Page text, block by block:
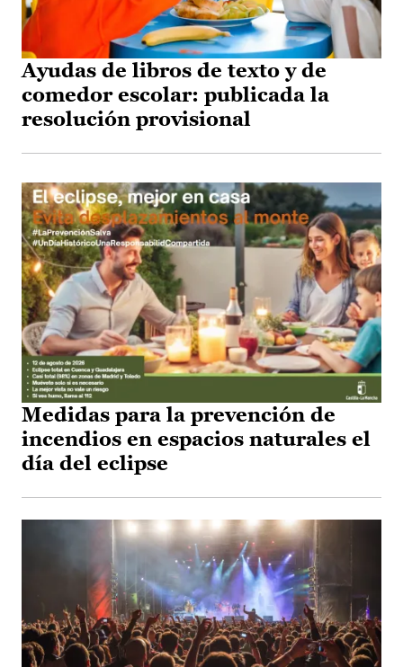
Ayudas de libros de texto y de
comedor escolar: publicada la
resolución provisional
Medidas para la prevención de
incendios en espacios naturales el
día del eclipse